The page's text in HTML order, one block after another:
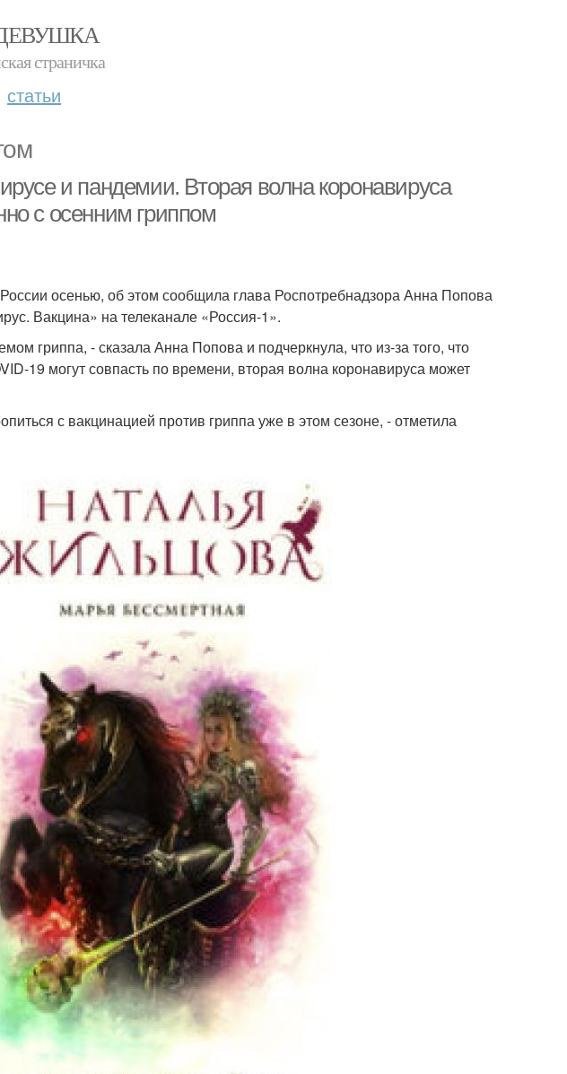
страничка
статьи
и пандемии. Вторая волна коронавируса
с осенним гриппом
осенью, об этом сообщила глава Роспотребнадзора Анна Попова
Вакцина» на телеканале «Россия-1».
гриппа, - сказала Анна Попова и подчеркнула, что из-за того, что
19 могут совпасть по времени, вторая волна коронавируса может
с вакцинацией против гриппа уже в этом сезоне, - отметила